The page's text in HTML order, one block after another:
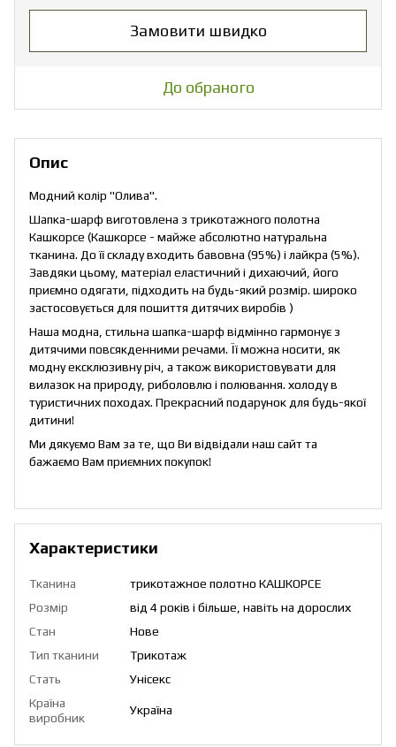
Замовити швидко
До обраного
Опис
Модний колір "Олива".
Шапка-шарф виготовлена з трикотажного полотна
Кашкорсе (Кашкорсе - майже абсолютно натуральна
тканина. До її складу входить бавовна (95%) і лайкра (5%).
Завдяки цьому, матеріал еластичний і дихаючий, його
приємно одягати, підходить на будь-який розмір. широко
застосовується для пошиття дитячих виробів )
Наша модна, стильна шапка-шарф відмінно гармонує з
дитячими повсякденними речами. Її можна носити, як
модну ексклюзивну річ, а також використовувати для
вилазок на природу, риболовлю і полювання. холоду в
туристичних походах. Прекрасний подарунок для будь-якої
дитини!
Ми дякуємо Вам за те, що Ви відвідали наш сайт та
бажаємо Вам приємних покупок!
Характеристики
Тканина
трикотажное полотно КАШКОРСЕ
Розмір
від 4 років і більше, навіть на дорослих
Стан
Нове
Тип тканини
Трикотаж
Стать
Унісекс
Країна
виробник
Україна